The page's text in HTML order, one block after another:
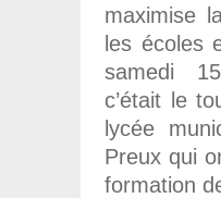
maximise
les écoles
samedi
c’était le
lycée
Preux qui
formation